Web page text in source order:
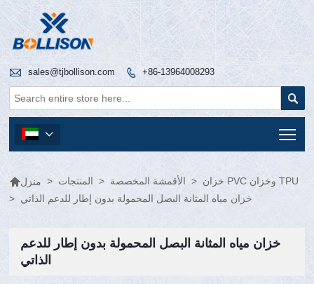
 sales@tjbollison.com  +86-13964008293


منزل > المنتجات > الأقمشة المخصصة >
خزان PVC وخزان TPU
> خزان مياه المثانة البصل المحمولة بدون إطار للدعم الذاتي
خزان مياه المثانة البصل المحمولة بدون إطار للدعم
الذاتي